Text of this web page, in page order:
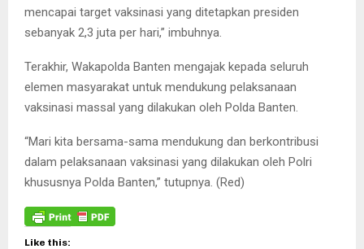
mencapai target vaksinasi yang ditetapkan presiden
sebanyak 2,3 juta per hari,” imbuhnya.
Terakhir, Wakapolda Banten mengajak kepada seluruh
elemen masyarakat untuk mendukung pelaksanaan
vaksinasi massal yang dilakukan oleh Polda Banten.
“Mari kita bersama-sama mendukung dan berkontribusi
dalam pelaksanaan vaksinasi yang dilakukan oleh Polri
khususnya Polda Banten,” tutupnya. (Red)
Like this: